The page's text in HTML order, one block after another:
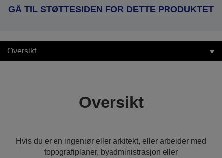
GÅ TIL STØTTESIDEN FOR DETTE PRODUKTET
Oversikt
Oversikt
Hvis du er en ingeniør eller arkitekt, eller arbeider med
topografiplaner, byadministrasjon eller